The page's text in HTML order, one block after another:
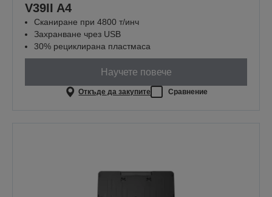
V39II A4
Сканиране при 4800 т/инч
Захранване чрез USB
30% рециклирана пластмаса
Научете повече
Откъде да закупите Сравнение